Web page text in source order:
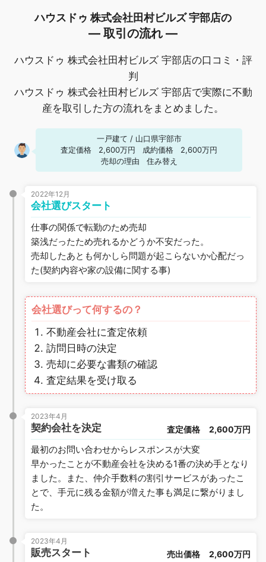
ハウスドゥ 株式会社田村ビルズ 宇部店の
― 取引の流れ ―
ハウスドゥ 株式会社田村ビルズ 宇部店の口コミ・評
判
ハウスドゥ 株式会社田村ビルズ 宇部店で実際に不動
産を取引した方の流れをまとめました。
一戸建て / 山口県宇部市
査定価格
2,600万円 成約価格
2,600万円
売却の理由
住み替え
2022年12月
会社選びスタート
仕事の関係で転勤のため売却
築浅だったため売れるかどうか不安だった。
売却したあとも何かしら問題が起こらないか心配だっ
た(契約内容や家の設備に関する事)
会社選びって何するの？
不動産会社に査定依頼
訪問日時の決定
売却に必要な書類の確認
査定結果を受け取る
2023年4月
契約会社を決定 査定価格 2,600万円
最初のお問い合わせからレスポンスが大変
早かったことが不動産会社を決める1番の決め手となり
ました。また、仲介手数料の割引サービスがあったこ
とで、手元に残る金額が増えた事も満足に繋がりまし
た。
2023年4月
販売スタート 売出価格 2,600万円